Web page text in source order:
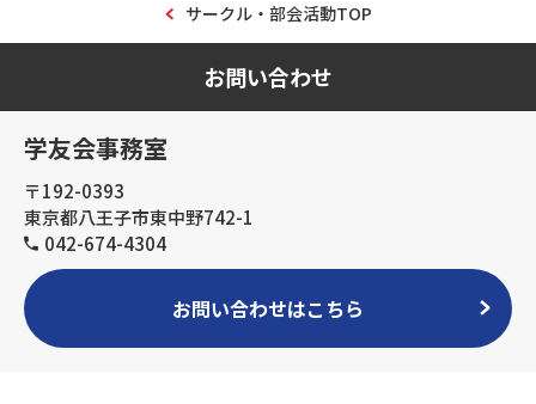
サークル・部会活動TOP
お問い合わせ
学友会事務室
〒192-0393
東京都八王子市東中野742-1
042-674-4304
お問い合わせはこちら